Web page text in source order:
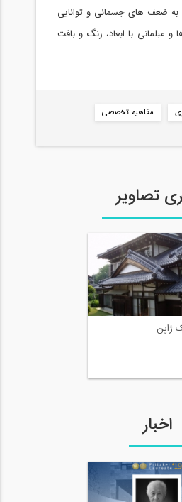
به ضعف های جسمانی و توانایی
مبلمانی با ابعاد، رنگ و بافت
مفاهیم تخصصی
تصاویر
ژاپن
اخبار